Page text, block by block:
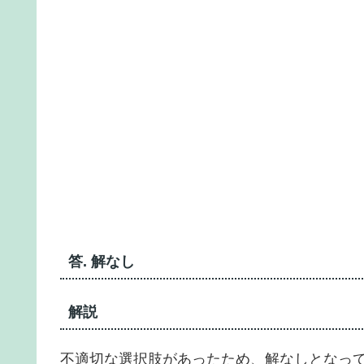
答. 解なし
解説
不適切な選択肢があったため、解なしとなっ